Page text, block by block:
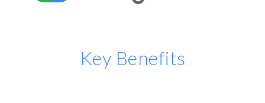
Key Benefits